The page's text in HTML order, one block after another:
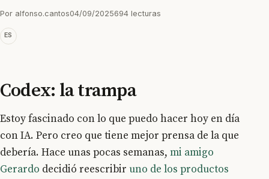
Por alfonso.cantos04/09/2025694 lecturas
ES
Codex: la trampa
Estoy fascinado con lo que puedo hacer hoy en día
con IA. Pero creo que tiene mejor prensa de la que
debería. Hace unas pocas semanas, mi amigo
Gerardo decidió reescribir uno de los productos